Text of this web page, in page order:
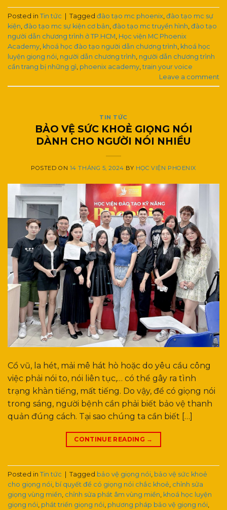
Posted in Tin tức Tagged đào tạo mc phoenix đào tạo mc sự
kiện đào tạo mc sự kiện cơ bản đào tạo mc truyền hình đào tạo
người dẫn chương trình ở TP.HCM Học viện MC Phoenix
Academy khoá học đào tạo người dẫn chương trình khoá học
luyện giọng nói người dẫn chương trình người dẫn chương trình
cần trang bị những gì phoenix academy ,train your voice
Leave a comment
TIN TỨC
BẢO VỆ SỨC KHOẺ GIỌNG NÓI
DÀNH CHO NGƯỜI NÓI NHIỀU
POSTED ON 14 THÁNG 5, 2024 BY HỌC VIỆN PHOENIX
Cổ vũ, la hét, mải mê hát hò hoặc do yêu cầu công
việc phải nói to, nói liên tục,… có thể gây ra tình
trạng khàn tiếng, mất tiếng. Do vậy, để có giọng nói
trong sáng, người bệnh cần phải biết bảo vệ thanh
quản đúng cách. Tại sao chúng ta cần biết […]
CONTINUE READING →
Posted in Tin tức | Tagged bảo vệ giọng nói bảo vệ sức khoẻ
cho giọng nói bí quyết để có giọng nói chắc khoẻ chỉnh sửa
giọng vùng miền chỉnh sửa phát âm vùng miền khoá học luyện
giọng nói phát triển giọng nói phương pháp bảo vệ giọng nói